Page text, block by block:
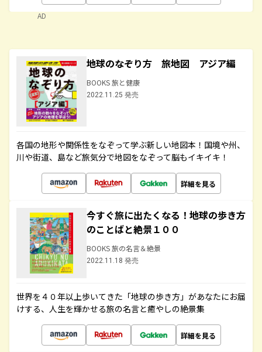
AD
地球のなぞり方 旅地図 アジア編
BOOKS 旅と健康
2022.11.25 発売
各国の地形や関係性をなぞって学ぶ新しい地図本！国境や州、
川や街道、島など旅気分で地図をなぞって脳もイキイキ！
詳細を見る
今すぐ旅に出たくなる！地球の歩き方
のことばと絶景１００
BOOKS 旅の名言＆絶景
2022.11.18 発売
世界を４０年以上歩いてきた「地球の歩き方」があなたにお届
けする、人生を輝かせる旅の名言と癒やしの絶景集
詳細を見る